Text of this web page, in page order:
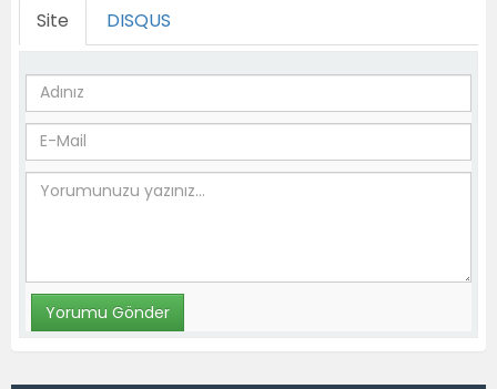
Site DISQUS